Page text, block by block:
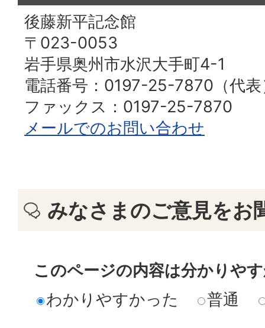
後藤新平記念館
〒023-0053
岩手県奥州市水沢大手町4-1
電話番号：0197-25-7870（代表
ファックス：0197-25-7870
メールでのお問い合わせ
みなさまのご意見をお
このページの内容は分かりや
わかりやすかった
普通